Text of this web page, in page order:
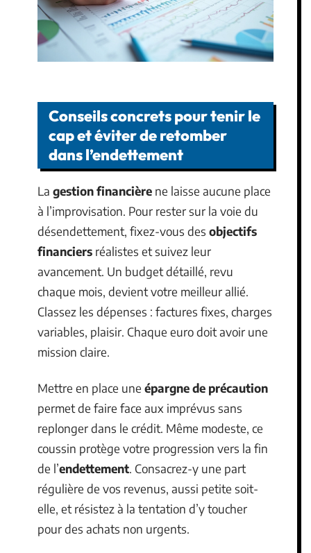
Conseils concrets pour tenir le
cap et éviter de retomber
dans l’endettement
La gestion financière ne laisse aucune place
à l’improvisation. Pour rester sur la voie du
désendettement, fixez-vous des objectifs
financiers réalistes et suivez leur
avancement. Un budget détaillé, revu
chaque mois, devient votre meilleur allié.
Classez les dépenses : factures fixes, charges
variables, plaisir. Chaque euro doit avoir une
mission claire.
Mettre en place une épargne de précaution
permet de faire face aux imprévus sans
replonger dans le crédit. Même modeste, ce
coussin protège votre progression vers la fin
de l’endettement. Consacrez-y une part
régulière de vos revenus, aussi petite soit-
elle, et résistez à la tentation d’y toucher
pour des achats non urgents.